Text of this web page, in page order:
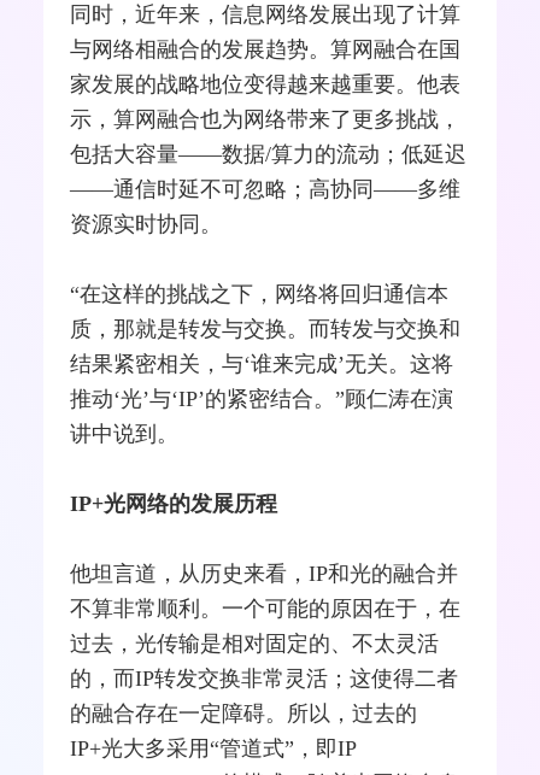
同时，近年来，信息网络发展出现了计算
与网络相融合的发展趋势。算网融合在国
家发展的战略地位变得越来越重要。他表
示，算网融合也为网络带来了更多挑战，
包括大容量——数据/算力的流动；低延迟
——通信时延不可忽略；高协同——多维
资源实时协同。
“在这样的挑战之下，网络将回归通信本
质，那就是转发与交换。而转发与交换和
结果紧密相关，与‘谁来完成’无关。这将
推动‘光’与‘IP’的紧密结合。”顾仁涛在演
讲中说到。
IP+光网络的发展历程
他坦言道，从历史来看，IP和光的融合并
不算非常顺利。一个可能的原因在于，在
过去，光传输是相对固定的、不太灵活
的，而IP转发交换非常灵活；这使得二者
的融合存在一定障碍。所以，过去的
IP+光大多采用“管道式”，即IP